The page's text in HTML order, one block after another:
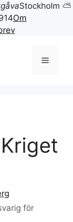
Stockholm ⛅
Om
Meny
för